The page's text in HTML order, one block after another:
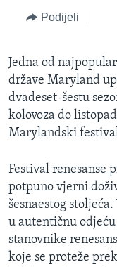
navigaciju
na
pretragu
VIJESTI
BOSNA I
SVIJET
SPECIJALNI
KORUPCIJA
SLOBODA MEDIJA
ŽENSKA STRANA
IZBJEGLIČKA
MAGAZIN
O GLASU AMERIKE
Learning English
Podijeli
Jedna od
države Maryland
dvadeset-šestu
kolovoza do
Marylandski
Festival renesanse
potpuno vjerni
šesnaestog
u autentičnu
stanovnike
koje se proteže